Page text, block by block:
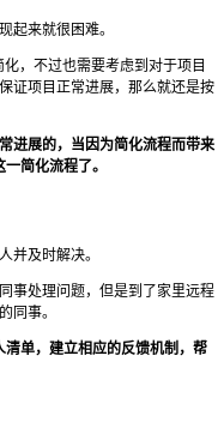
起来就很困难。
，不过也需要考虑到对于项目
证项目正常进展，那么就还是按
进展的，当因为简化流程而带来
简化流程了。
并及时解决。
事处理问题，但是到了家里远程
同事。
单，建立相应的反馈机制，帮